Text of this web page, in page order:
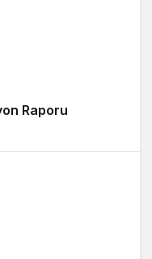
Raporu